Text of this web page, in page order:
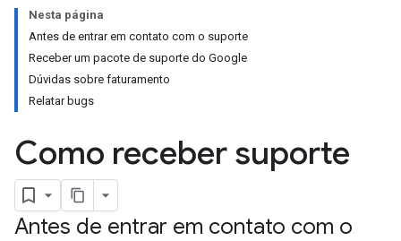
Nesta página
Antes de entrar em contato com o suporte
Receber um pacote de suporte do Google
Dúvidas sobre faturamento
Relatar bugs
Como receber suporte
Antes de entrar em contato com o